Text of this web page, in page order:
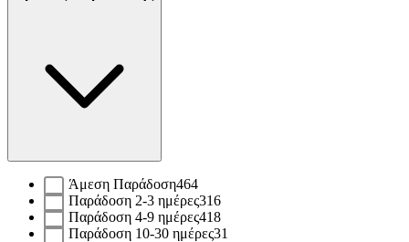
Άμεση Παράδοση464
Παράδοση 2-3 ημέρες316
Παράδοση 4-9 ημέρες418
Παράδοση 10-30 ημέρες31